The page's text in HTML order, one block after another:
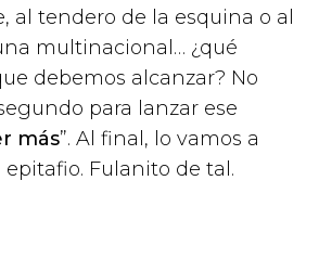
al tendero de la esquina o al
multinacional… ¿qué
debemos alcanzar? No
para lanzar ese
más”. Al final, lo vamos a
Fulanito de tal.